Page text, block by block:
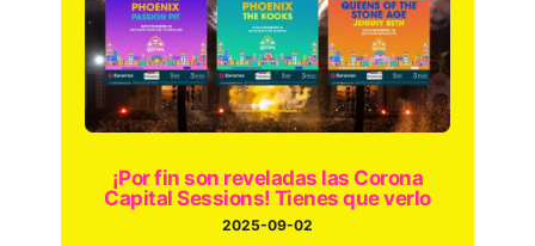
¡Por fin son reveladas las Corona
Capital Sessions! Tienes que verlo
2025-09-02